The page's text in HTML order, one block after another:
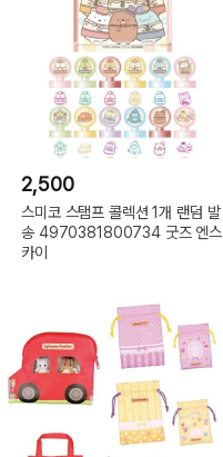
2,500
스미코 스탬프 콜렉션 1개 랜덤 발
송 4970381800734 굿즈 엔스
카이